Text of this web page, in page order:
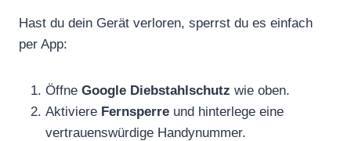
Hast du dein Gerät verloren, sperrst du es einfach
per App:
Öffne Google Diebstahlschutz wie oben.
Aktiviere Fernsperre und hinterlege eine
vertrauenswürdige Handynummer.